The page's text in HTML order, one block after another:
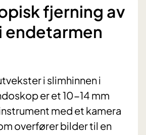
fjerning av
endetarmen
i slimhinnen i
er et 10-14 mm
med et kamera
overfører bilder til en